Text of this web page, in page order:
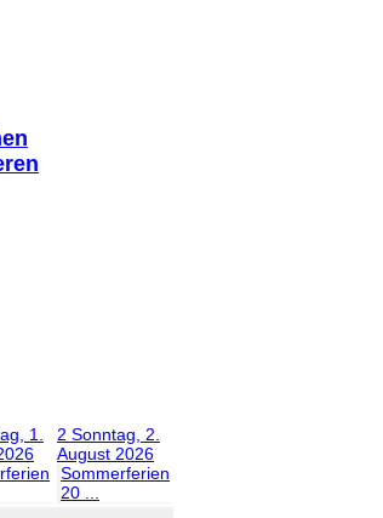
1.
2 Sonntag, 2.
August 2026
Sommerferien
20 ...